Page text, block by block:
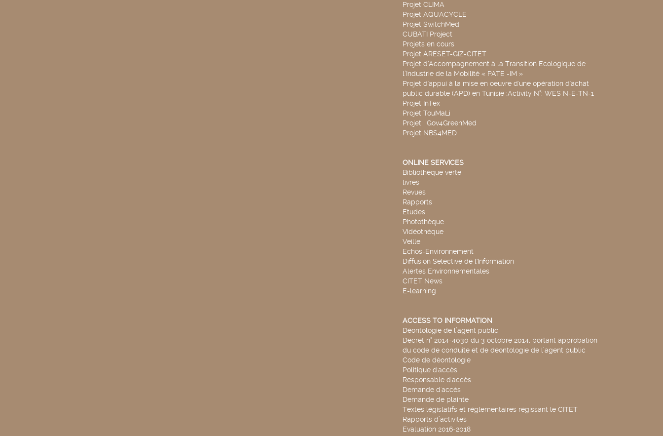
Projet CLIMA
Projet AQUACYCLE
Projet SwitchMed
CUBATI Project
Projets en cours
Projet ARESET-GIZ-CITET
Projet d’Accompagnement à la Transition Ecologique de
l’Industrie de la Mobilité « PATE -IM »
Projet d'appui à la mise en oeuvre d'une opération d'achat
public durable (APD) en Tunisie :Activity N°: WES N-E-TN-1
Projet InTex
Projet TouMaLi
Projet : Gov4GreenMed
Projet NBS4MED
ONLINE SERVICES
Bibliothèque verte
livres
Revues
Rapports
Etudes
Photothèque
Vidéothèque
Veille
Echos-Environnement
Diffusion Sélective de l'Information
Alertes Environnementales
CITET News
E-learning
ACCESS TO INFORMATION
Déontologie de l’agent public
Décret n° 2014-4030 du 3 octobre 2014, portant approbation
du code de conduite et de déontologie de l’agent public
Code de déontologie
Politique d'accès
Responsable d'accès
Demande d'accès
Demande de plainte
Textes législatifs et réglementaires régissant le CITET
Rapports d’activités
Evaluation 2016-2018